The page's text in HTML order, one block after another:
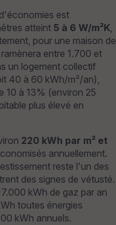
est
atteint 5 à 6 W/m²K,
pour une maison de
entre 1.700 et
un logement collectif
40 à 60 kWh/m²/an),
10 à 13% (environ 25
plus élevé en
220 kWh par m² et
annuellement.
reste l'un des
des signes de vétusté.
kWh de gaz par an
toutes énergies
kWh annuels.